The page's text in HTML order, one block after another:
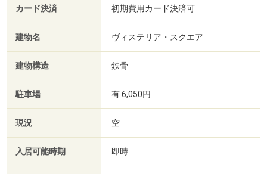
カード決済 初期費用カード決済可
建物名 ヴィステリア・スクエア
建物構造 鉄骨
駐車場 有 6,050円
現況 空
入居可能時期 即時